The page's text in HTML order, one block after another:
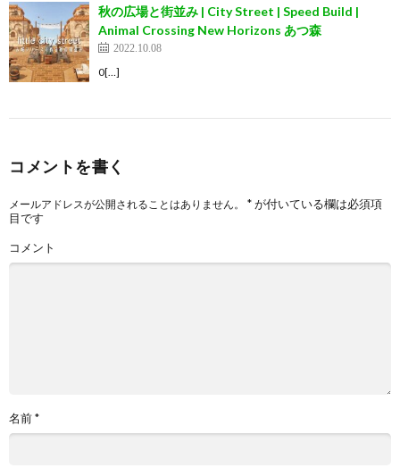
秋の広場と街並み | City Street | Speed Build |
Animal Crossing New Horizons あつ森
2022.10.08
0[…]
コメントを書く
メールアドレスが公開されることはありません。 *が付いている欄は必須項
目です
コメント
名前*